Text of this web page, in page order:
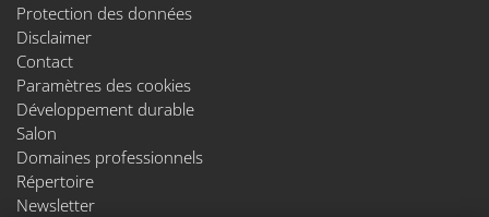
Protection des données
Disclaimer
Contact
Paramètres des cookies
Développement durable
Salon
Domaines professionnels
Répertoire
Newsletter